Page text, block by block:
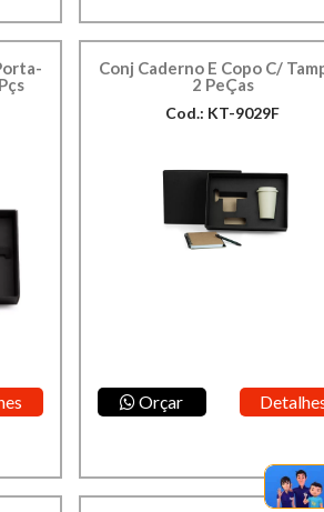
Conj Caderno E Copo C/
2 PeÇas
Cod.: KT-9029F
Orçar